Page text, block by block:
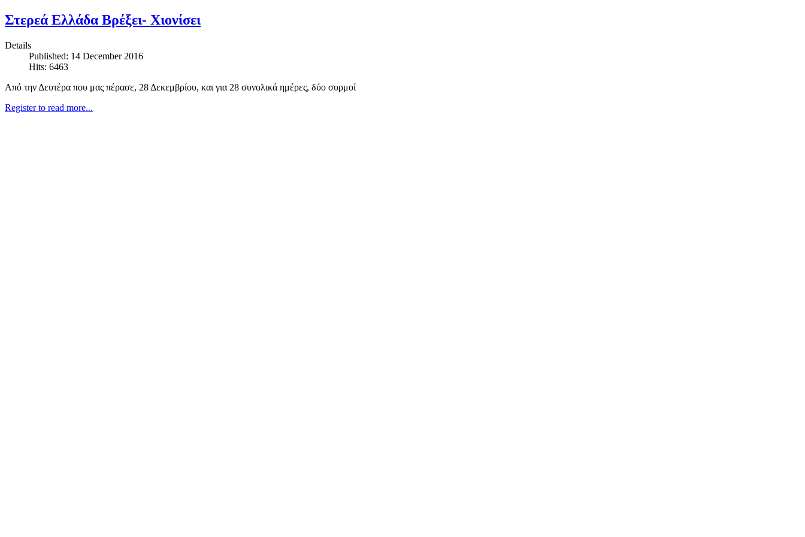
Στερεά Ελλάδα Βρέξει- Χιονίσει
Details
Published: 14 December 2016
Hits: 6463
Aπό την Δευτέρα που μας πέρασε, 28 Δεκεμβρίου, και για 28 συνολικά ημέρες, δύο συρμοί
Register to read more...